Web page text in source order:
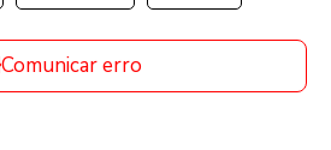
Comunicar erro